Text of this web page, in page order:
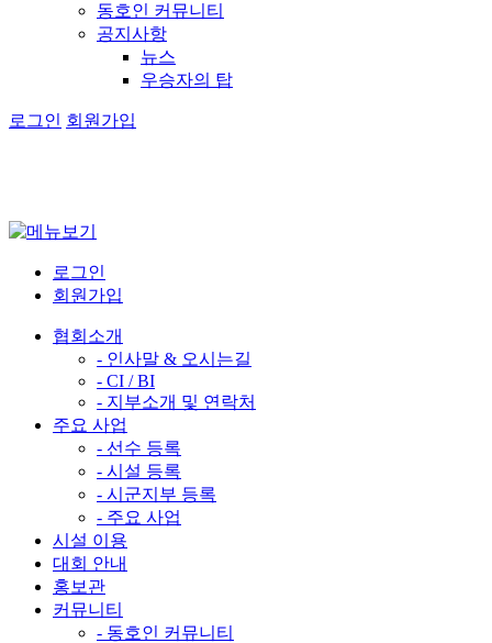
동호인 커뮤니티
공지사항
뉴스
우승자의 탑
로그인 회원가입
로그인
회원가입
협회소개
- 인사말 & 오시는길
- CI / BI
- 지부소개 및 연락처
주요 사업
- 선수 등록
- 시설 등록
- 시군지부 등록
- 주요 사업
시설 이용
대회 안내
홍보관
커뮤니티
- 동호인 커뮤니티